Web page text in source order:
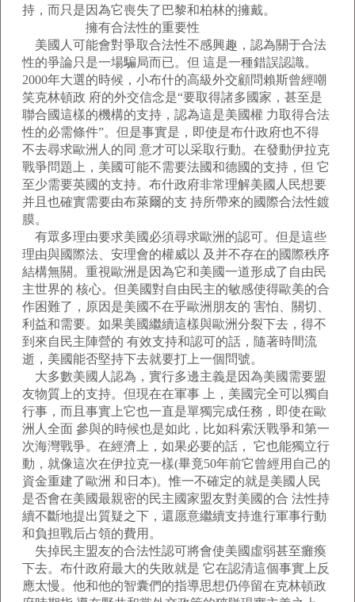
持，而只是因為它喪失了巴黎和柏林的擁戴。
擁有合法性的重要性
美國人可能會對爭取合法性不感興趣，認為關于合法
性的爭論只是一場騙局而已。但 這是一種錯誤認識。
2000年大選的時候，小布什的高級外交顧問賴斯曾經嘲
笑克林頓政 府的外交信念是“要取得諸多國家，甚至是
聯合國這樣的機構的支持，認為這是美國權 力取得合法
性的必需條件”。但是事實是，即使是布什政府也不得
不去尋求歐洲人的同 意才可以采取行動。在發動伊拉克
戰爭問題上，美國可能不需要法國和德國的支持，但 它
至少需要英國的支持。布什政府非常理解美國人民想要
并且也確實需要由布萊爾的支 持所帶來的國際合法性鍍
膜。
有眾多理由要求美國必須尋求歐洲的認可。但是這些
理由與國際法、安理會的權威以 及并不存在的國際秩序
結構無關。重視歐洲是因為它和美國一道形成了自由民
主世界的 核心。但美國對自由民主的敏感使得歐美的合
作困難了，原因是美國不在乎歐洲朋友的 害怕、關切、
利益和需要。如果美國繼續這樣與歐洲分裂下去，得不
到來自民主陣營的 有效支持和認可的話，隨著時間流
逝，美國能否堅持下去就要打上一個問號。
大多數美國人認為，實行多邊主義是因為美國需要盟
友物質上的支持。但現在在軍事 上，美國完全可以獨自
行事，而且事實上它也一直是單獨完成任務，即使在歐
洲人全面 參與的時候也是如此，比如科索沃戰爭和第一
次海灣戰爭。在經濟上，如果必要的話， 它也能獨立行
動，就像這次在伊拉克一樣(畢竟50年前它曾經用自己的
資金重建了歐洲 和日本)。惟一不確定的就是美國人民
是否會在美國最親密的民主國家盟友對美國的合 法性持
續不斷地提出質疑之下，還愿意繼續支持進行軍事行動
和負担戰后占領的費用。
失掉民主盟友的合法性認可將會使美國虛弱甚至癱瘓
下去。布什政府最大的失敗就是 它在認清這個事實上反
應太慢。他和他的智囊們的指導思想仍停留在克林頓政